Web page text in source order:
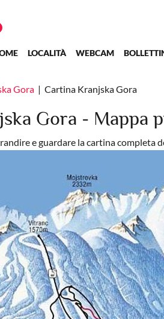
navigation
LOCALITÀ WEBCAM
Gora Cartina Kranjska Gora
Gora - Mappa
e guardare la cartina completa